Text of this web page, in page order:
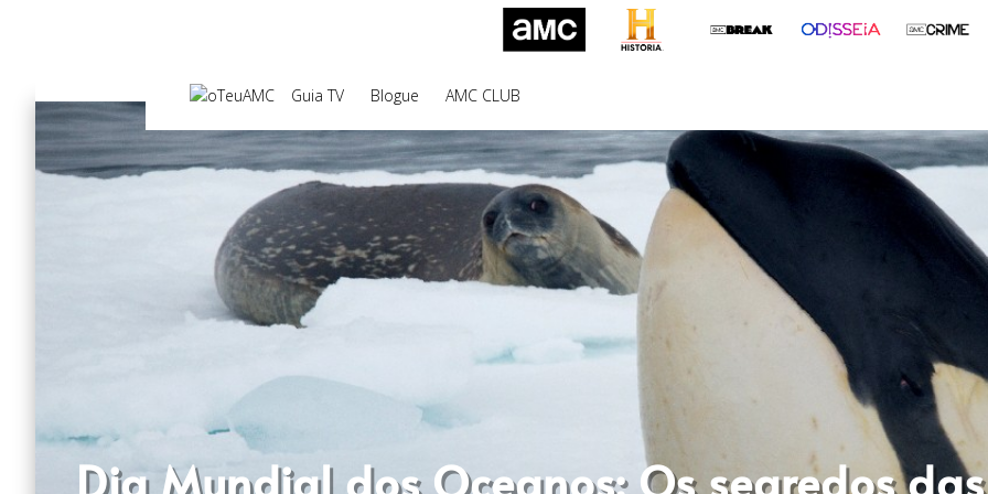
Guia TV Blogue AMC CLUB
Dia Mundial dos Oceanos: Os segredos